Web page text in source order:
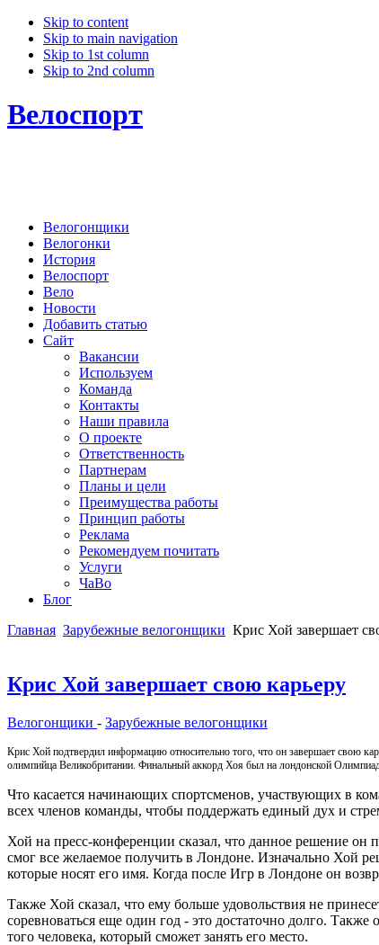
Skip to content
Skip to main navigation
Skip to 1st column
Skip to 2nd column
Велоспорт
Велогонщики
Велогонки
История
Велоспорт
Вело
Новости
Добавить статью
Сайт
Вакансии
Используем
Команда
Контакты
Наши правила
О проекте
Ответственность
Партнерам
Планы и цели
Преимущества работы
Принцип работы
Реклама
Рекомендуем почитать
Услуги
ЧаВо
Блог
Главная Зарубежные велогонщики Крис Хой завершает
Крис Хой завершает свою карьеру
Велогонщики - Зарубежные велогонщики
Крис Хой подтвердил информацию относительно того, что он завершает свою
олимпийца Великобритании. Финальный аккорд Хоя был на лондонской
Что касается начинающих спортсменов, участвующих в
всех членов команды, чтобы поддержать единый дух и
Хой на пресс-конференции сказал, что данное решение он
смог все желаемое получить в Лондоне. Изначально Хой
которые носят его имя. Когда после Игр в Лондоне он
Также Хой сказал, что ему больше удовольствия не
соревноваться еще один год - это достаточно долго.
того человека, который сможет занять его место.